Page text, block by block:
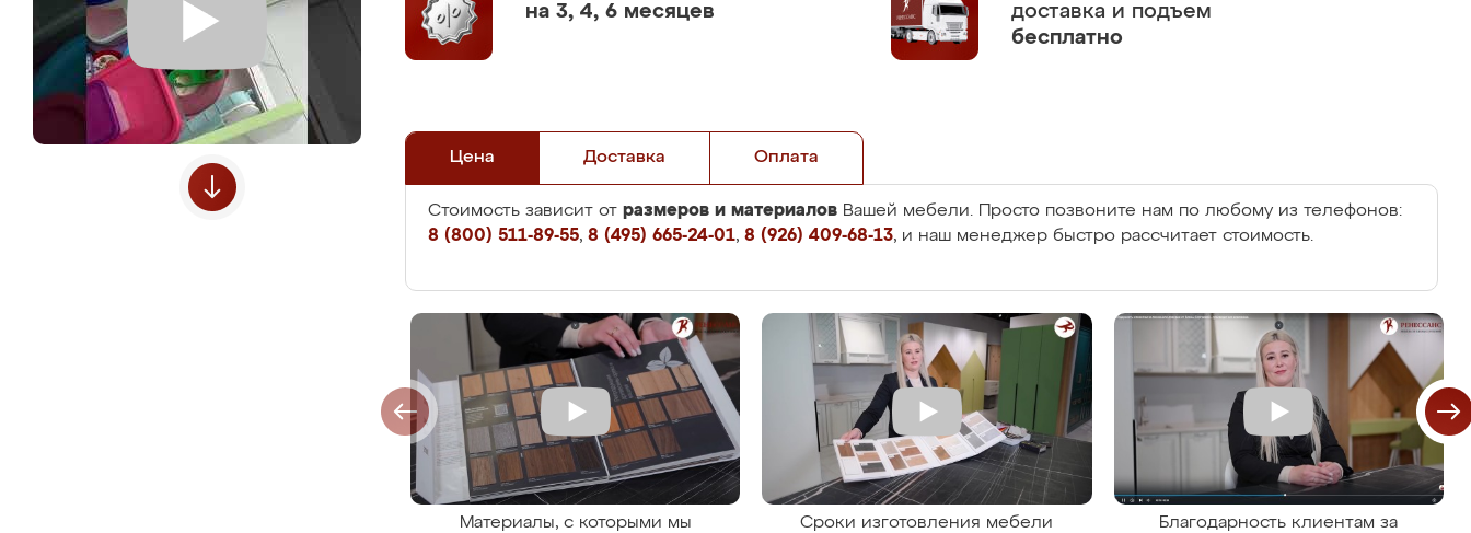
на 3, 4, 6 месяцев
доставка и подъем
бесплатно
Цена Доставка Оплата
Стоимость зависит от размеров и материалов Вашей мебели. Просто позвоните нам по любому из телефонов:
8 (800) 511-89-55, 8 (495) 665-24-01, 8 (926) 409-68-13, и наш менеджер быстро рассчитает стоимость.
Материалы, с которыми мы
Сроки изготовления мебели
Благодарность клиентам за